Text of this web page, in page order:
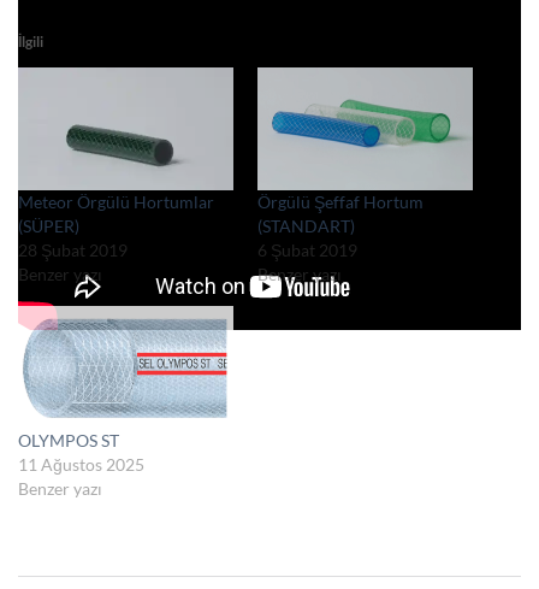
İlgili
Meteor Örgülü Hortumlar
(SÜPER)
28 Şubat 2019
Benzer yazı
Örgülü Şeffaf Hortum
(STANDART)
6 Şubat 2019
Benzer yazı
OLYMPOS ST
11 Ağustos 2025
Benzer yazı